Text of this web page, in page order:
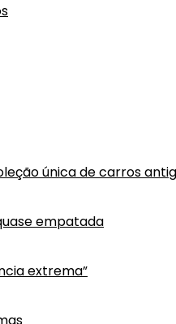
única de carros
empatada
extrema”